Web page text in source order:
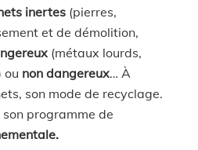
inertes (pierres,
et de démolition,
(métaux lourds,
ou non dangereux… À
son mode de recyclage.
programme de